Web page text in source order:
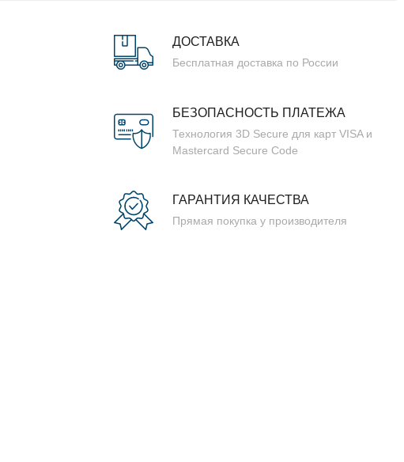
ДОСТАВКА
Бесплатная доставка по России
БЕЗОПАСНОСТЬ ПЛАТЕЖА
Технология 3D Secure для карт VISA и
Mastercard Secure Code
ГАРАНТИЯ КАЧЕСТВА
Прямая покупка у производителя